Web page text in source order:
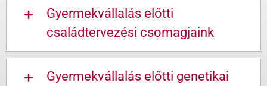
Gyermekvállalás előtti
családtervezési csomagjaink
Gyermekvállalás előtti genetikai